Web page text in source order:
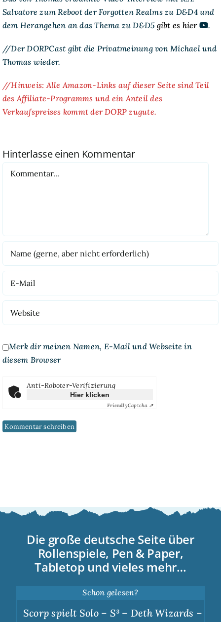
Salvatore zum Reboot der Forgotten Realms zu D&D4 und
dem Herangehen an das Thema zu D&D5 gibt es hier .
//Der DORPCast gibt die Privatmeinung von Michael und
Thomas wieder.
//Hinweis: Alle Amazon-Links auf dieser Seite sind Teil
des Affiliate-Programms und ein Anteil des
Verkaufspreises kommt der DORP zugute.
Hinterlasse einen Kommentar
Kommentar
Merk dir meinen Namen, E-Mail und Webseite in
diesem Browser
Anti-Roboter-Verifizierung
Hier klicken
FriendlyCaptcha ⇗
Die große deutsche Seite über
Rollenspiele, Pen & Paper,
Tabletop und vieles mehr…
Schon gelesen?
Scorp spielt Solo – S³ – Deth Wizards –